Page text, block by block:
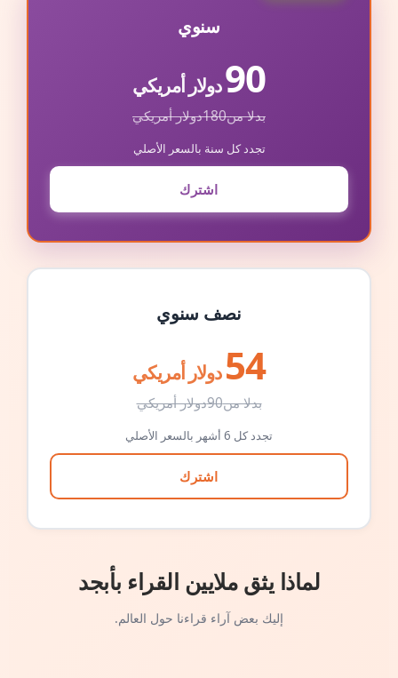
سنوي
90دولار أمريكي
بدلا من180دولار أمريكي
تجدد كل سنة بالسعر الأصلي
اشترك
نصف سنوي
54 دولار أمريكي
بدلا من90دولار أمريكي
تجدد كل 6 أشهر بالسعر الأصلي
اشترك
لماذا يثق ملايين القراء بأبجد
إليك بعض آراء قراءنا حول العالم.